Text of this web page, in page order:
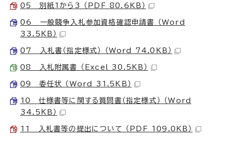
05 別紙1から3 （PDF 80.6KB）
06 一般競争入札参加資格確認申請書 （Word
33.5KB）
07 入札書（指定様式） （Word 74.0KB）
08 入札附属書 （Excel 30.5KB）
09 委任状 （Word 31.5KB）
10 仕様書等に関する質問書（指定様式） （Word
34.5KB）
11 入札書等の提出について （PDF 109.0KB）